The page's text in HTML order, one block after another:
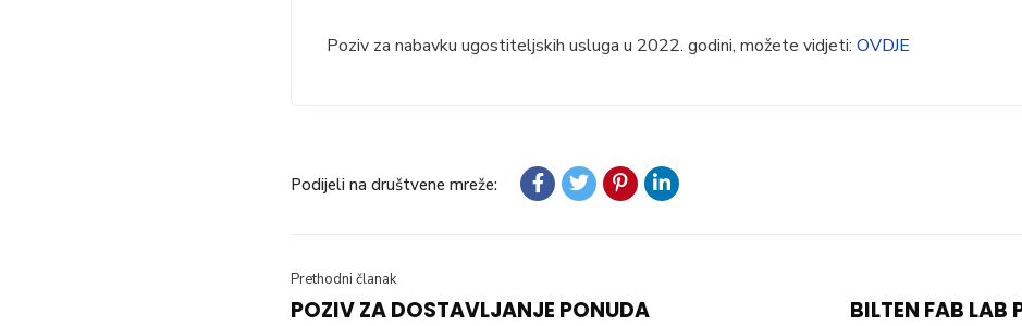
Poziv za nabavku ugostiteljskih usluga u 2022. godini, možete vidjeti: OVDJE
Podijeli na društvene mreže:
Prethodni članak
POZIV ZA DOSTAVLJANJE PONUDA BILTEN FAB LAB